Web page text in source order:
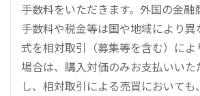
手数料をいただきます。外国の金融
手数料や税金等は国や地域により異
式を相対取引（募集等を含む）によ
場合は、購入対価のみお支払いいた
し、相対取引による売買において